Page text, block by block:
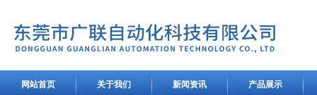
网站首页 关于我们 新闻资讯 产品展示